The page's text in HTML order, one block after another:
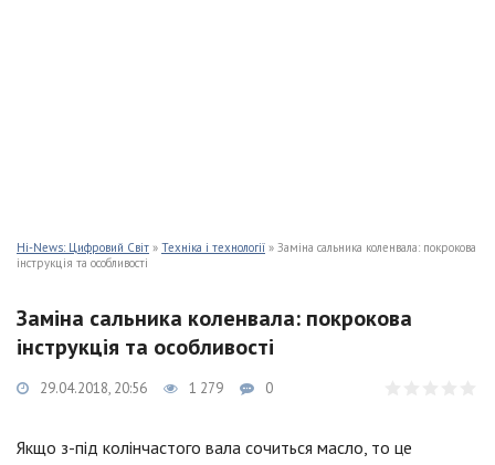
Hi-News: Цифровий Світ » Техніка і технології » Заміна сальника коленвала: покрокова
інструкція та особливості
Заміна сальника коленвала: покрокова
інструкція та особливості
29.04.2018, 20:56 1 279 0
Якщо з-під колінчастого вала сочиться масло, то це